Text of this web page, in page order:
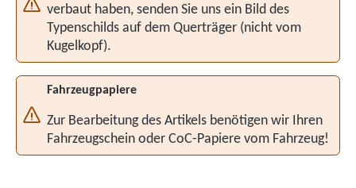
verbaut haben, senden Sie uns ein Bild des
Typenschilds auf dem Querträger (nicht vom
Kugelkopf).
Fahrzeugpapiere
Zur Bearbeitung des Artikels benötigen wir Ihren
Fahrzeugschein oder CoC-Papiere vom Fahrzeug!